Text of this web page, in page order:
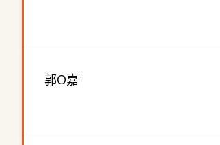
郭O嘉